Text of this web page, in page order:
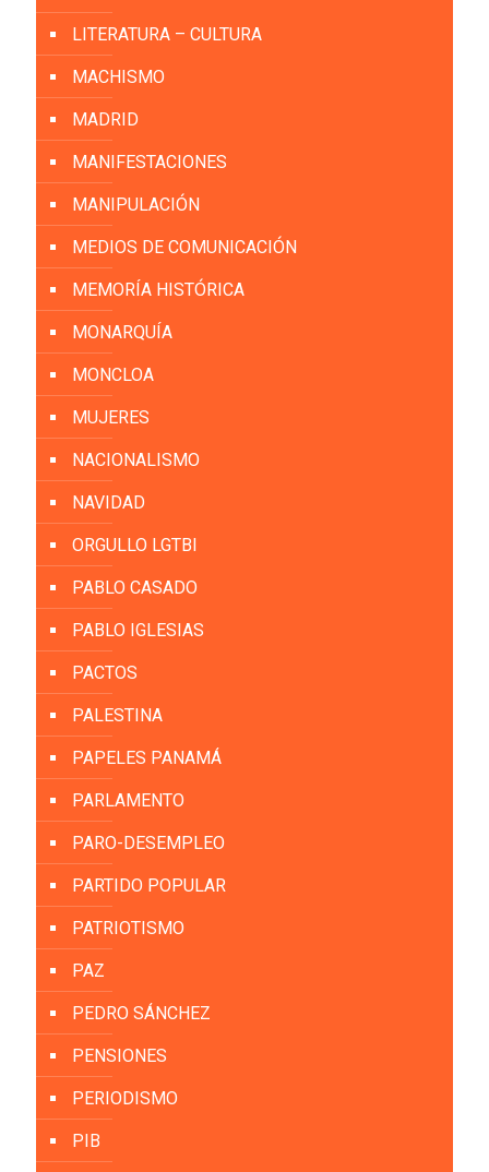
LITERATURA – CULTURA
MACHISMO
MADRID
MANIFESTACIONES
MANIPULACIÓN
MEDIOS DE COMUNICACIÓN
MEMORÍA HISTÓRICA
MONARQUÍA
MONCLOA
MUJERES
NACIONALISMO
NAVIDAD
ORGULLO LGTBI
PABLO CASADO
PABLO IGLESIAS
PACTOS
PALESTINA
PAPELES PANAMÁ
PARLAMENTO
PARO-DESEMPLEO
PARTIDO POPULAR
PATRIOTISMO
PAZ
PEDRO SÁNCHEZ
PENSIONES
PERIODISMO
PIB